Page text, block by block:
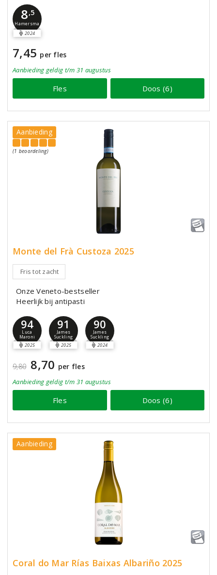
8,5
Hamersma
2024
7,45 per fles
Aanbieding geldig t/m 31 augustus
Fles Doos (6)
Aanbieding
(1 beoordeling)
Monte del Frà Custoza 2025
Fris tot zacht
Onze Veneto-bestseller
Heerlijk bij antipasti
94
Luca
Maroni
2025
91
James
Suckling
2025
90
James
Suckling
2024
9,80 8,70 per fles
Aanbieding geldig t/m 31 augustus
Fles Doos (6)
Aanbieding
Coral do Mar Rías Baixas Albariño 2025